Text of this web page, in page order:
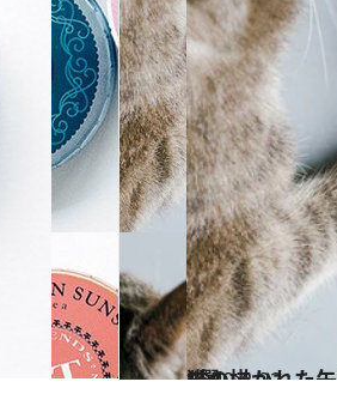
2019.2.22
猫の描かれた缶がかわいすぎる！ 猫好きへの手土産におすすめお菓子5選
グルメ